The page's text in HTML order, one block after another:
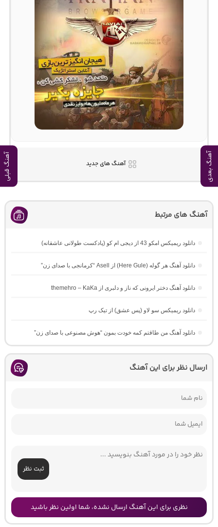
آهنگ بعدی آهنگ قبلی آهنگ های جدید
آهنگ های مرتبط
دانلود ریمیکس امکو 43 از دیجی ام کو (پادکست طولانی عاشقانه)
دانلود آهنگ هر گوله (Here Gule) از Asell “کرمانجی با صدای زن”
دانلود آهنگ دختر ایرونی که ناز و دلبری از themehro – KaKa
دانلود ریمیکس سو لاو (پس عشق) از تیک رپ
دانلود آهنگ من طاقتم کمه خودت بمون “هوش مصنوعی با صدای زن”
ارسال نظر برای این آهنگ
ثبت نظر
نظری برای این آهنگ ارسال نشده، شما اولین نظر باشید